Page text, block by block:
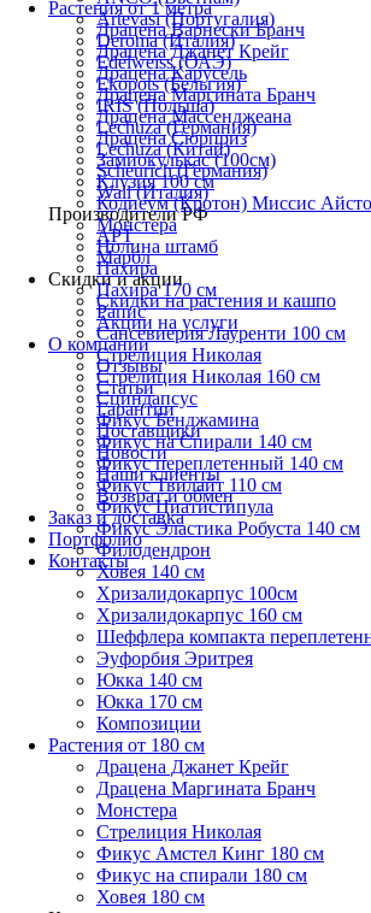
Artevasi (Португалия)
Deroma (Италия)
Edelweiss (ОАЭ)
Ekopots (Бельгия)
IRIS (Польша)
Lechuza (Германия)
Lechuza (Китай)
Scheurich (Германия)
Wall (Италия)
Производители РФ
АРТ
Марбл
Скидки и акции
Скидки на растения и кашпо
Акции на услуги
О компании
Отзывы
Статьи
Гарантии
Поставщики
Новости
Наши клиенты
Возврат и обмен
Заказ и доставка
Портфолио
Контакты
Растения от 1 метра
Драцена Варнески Бранч
Драцена Джанет Крейг
Драцена Карусель
Драцена Маргината Бранч
Драцена Массенджеана
Драцена Сюрприз
Замиокулькас (100см)
Клузия 100 см
Кодиеум (Кротон) Миссис
Монстера
Нолина штамб
Пахира
Пахира 170 см
Рапис
Сансевиерия Лауренти 100 см
Стрелиция Николая
Стрелиция Николая 160 см
Сциндапсус
Фикус Бенджамина
Фикус на Спирали 140 см
Фикус переплетенный 140 см
Фикус Твилайт 110 см
Фикус Циатистипула
Фикус Эластика Робуста 140 см
Филодендрон
Ховея 140 см
Хризалидокарпус 100см
Хризалидокарпус 160 см
Шеффлера компакта
Эуфорбия Эритрея
Юкка 140 см
Юкка 170 см
Композиции
Растения от 180 см
Драцена Джанет Крейг
Драцена Маргината Бранч
Монстера
Стрелиция Николая
Фикус Амстел Кинг 180 см
Фикус на спирали 180 см
Ховея 180 см